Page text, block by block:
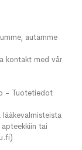
autamme
kontakt med vår
- Tuotetiedot
tai